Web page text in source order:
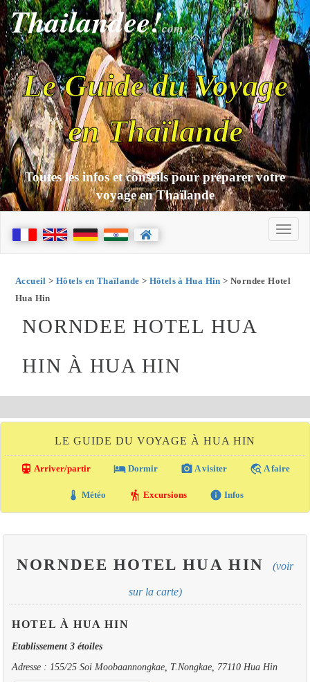
Thailandee!com
Le Guide du Voyage
en Thaïlande
Toutes les infos et conseils pour préparer votre
voyage en Thaïlande
Accueil > Hôtels en Thaïlande > Hôtels à Hua Hin > Norndee Hotel
Hua Hin
NORNDEE HOTEL HUA
HIN À HUA HIN
LE GUIDE DU VOYAGE À HUA HIN
directions_transit Arriver/partir local_hotel Dormir photo_camera A visiter travel_explore A faire
thermostat Météo hiking Excursions info Infos
NORNDEE HOTEL HUA HIN (voir
sur la carte)
HOTEL À HUA HIN
Etablissement 3 étoiles
Adresse : 155/25 Soi Moobaannongkae, T.Nongkae, 77110 Hua Hin